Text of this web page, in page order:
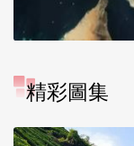
精彩圖集